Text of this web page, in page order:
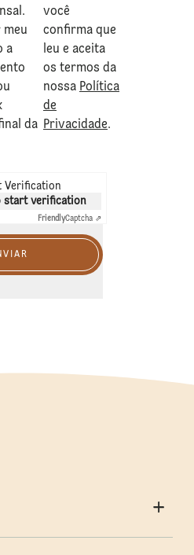
meu
a
da
você
confirma que
leu e aceita
os termos da
nossa Política
de
Privacidade.
Verification
start verification
FriendlyCaptcha ⇗